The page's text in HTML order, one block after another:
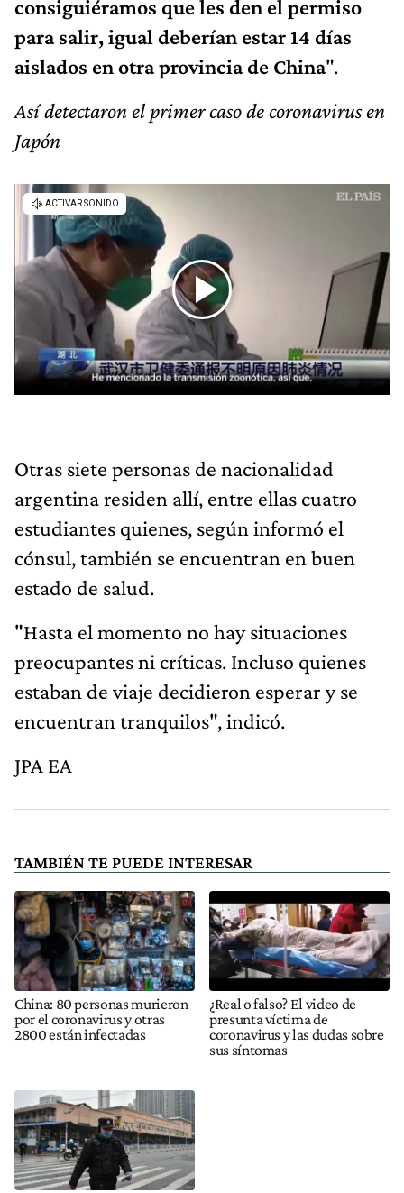
consiguiéramos que les den el permiso
para salir, igual deberían estar 14 días
aislados en otra provincia de China".
Así detectaron el primer caso de coronavirus en
Japón
Otras siete personas de nacionalidad
argentina residen allí, entre ellas cuatro
estudiantes quienes, según informó el
cónsul, también se encuentran en buen
estado de salud.
"Hasta el momento no hay situaciones
preocupantes ni críticas. Incluso quienes
estaban de viaje decidieron esperar y se
encuentran tranquilos", indicó.
JPA EA
TAMBIÉN TE PUEDE INTERESAR
China: 80 personas murieron
por el coronavirus y otras
2800 están infectadas
¿Real o falso? El video de
presunta víctima de
coronavirus y las dudas sobre
sus síntomas